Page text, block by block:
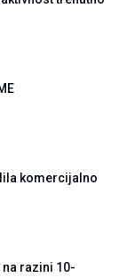
komercijalno
razini 10-